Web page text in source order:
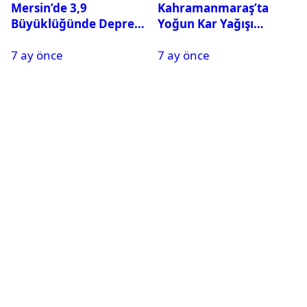
Mersin’de 3,9
Büyüklüğünde Deprem
7 ay önce
Kahramanmaraş’ta
Yoğun Kar Yağışı
Tatil
7 ay önce